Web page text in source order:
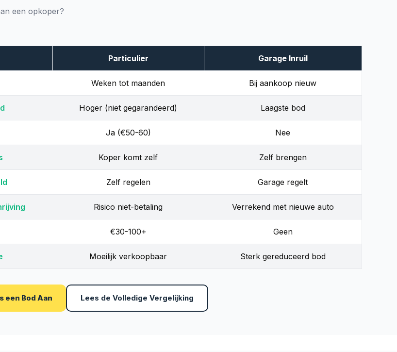
een opkoper?
Particulier Garage Inruil
Weken tot maanden Bij aankoop nieuw
Hoger (niet gegarandeerd) Laagste bod
Ja (€50-60) Nee
Koper komt zelf Zelf brengen
Zelf regelen Garage regelt
Risico niet-betaling Verrekend met nieuwe auto
€30-100+ Geen
Moeilijk verkoopbaar Sterk gereduceerd bod
een Bod Aan Lees de Volledige Vergelijking